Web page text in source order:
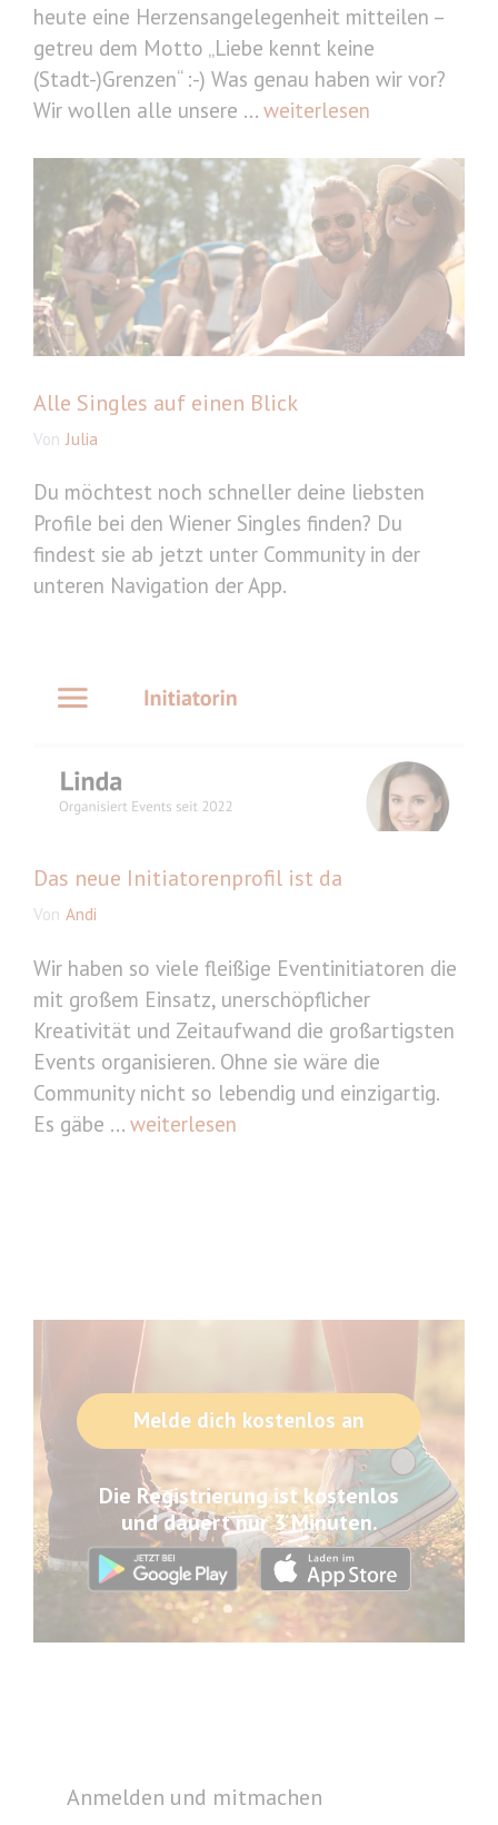
heute eine Herzensangelegenheit mitteilen –
getreu dem Motto „Liebe kennt keine
(Stadt-)Grenzen“ :-) Was genau haben wir vor?
Wir wollen alle unsere ... weiterlesen
Alle Singles auf einen Blick
Von Julia
Du möchtest noch schneller deine liebsten
Profile bei den Wiener Singles finden? Du
findest sie ab jetzt unter Community in der
unteren Navigation der App.
Das neue Initiatorenprofil ist da
Von Andi
Wir haben so viele fleißige Eventinitiatoren die
mit großem Einsatz, unerschöpflicher
Kreativität und Zeitaufwand die großartigsten
Events organisieren. Ohne sie wäre die
Community nicht so lebendig und einzigartig.
Es gäbe ... weiterlesen
Melde dich kostenlos an
Die Registrierung ist kostenlos
und dauert nur 3 Minuten.
Anmelden und mitmachen